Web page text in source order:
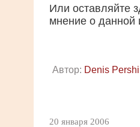
Или оставляйте
мнение о данной
Автор: Denis
20 января 2006